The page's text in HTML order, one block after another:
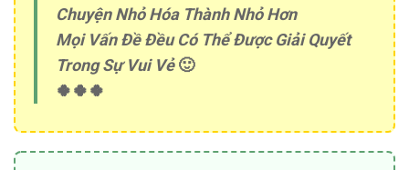
Chuyện Nhỏ Hóa Thành Nhỏ Hơn
Mọi Vấn Đề Đều Có Thể Được Giải Quyết
Trong Sự Vui Vẻ🙂
🍀🍀🍀